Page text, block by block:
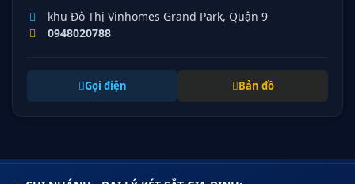
khu Đô Thị Vinhomes Grand Park, Quận 9
0948020788
Gọi điện Bản đồ